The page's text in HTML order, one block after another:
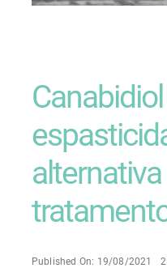
Published On: 19/08/2021